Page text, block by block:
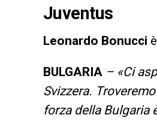
Juventus
Leonardo Bonucci
BULGARIA – «Ci
Svizzera.
forza della Bulgaria